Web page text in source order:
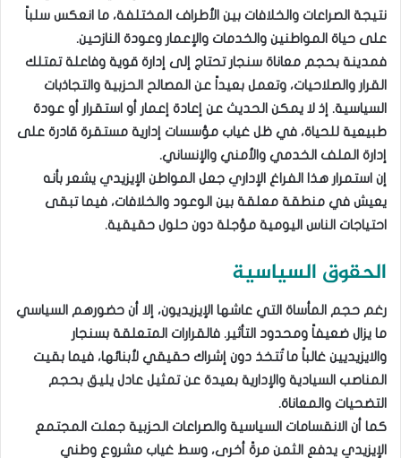
نتيجة الصراعات والخلافات بين الأطراف المختلفة، ما انعكس سلباً
على حياة المواطنين والخدمات والإعمار وعودة النازحين.
فمدينة بحجم معاناة سنجار تحتاج إلى إدارة قوية وفاعلة تمتلك
القرار والصلاحيات، وتعمل بعيداً عن المصالح الحزبية والتجاذبات
السياسية. إذ لا يمكن الحديث عن إعادة إعمار أو استقرار أو عودة
طبيعية للحياة، في ظل غياب مؤسسات إدارية مستقرة قادرة على
إدارة الملف الخدمي والأمني والإنساني.
إن استمرار هذا الفراغ الإداري جعل المواطن الإيزيدي يشعر بأنه
يعيش في منطقة معلقة بين الوعود والخلافات، فيما تبقى
احتياجات الناس اليومية مؤجلة دون حلول حقيقية.
الحقوق السياسية
رغم حجم المأساة التي عاشها الإيزيديون، إلا أن حضورهم السياسي
ما يزال ضعيفاً ومحدود التأثير. فالقرارات المتعلقة بسنجار
والايزيديين غالباً ما تُتخذ دون إشراك حقيقي لأبنائها، فيما بقيت
المناصب السيادية والإدارية بعيدة عن تمثيل عادل يليق بحجم
التضحيات والمعاناة.
كما أن الانقسامات السياسية والصراعات الحزبية جعلت المجتمع
الإيزيدي يدفع الثمن مرةً أخرى، وسط غياب مشروع وطني